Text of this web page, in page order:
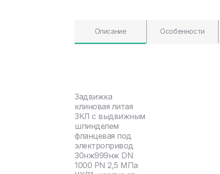
Описание Особенности
Задвижка
клиновая литая
ЗКЛ с выдвижным
шпинделем
фланцевая под
электропривод
30нж999нж DN
1000 PN 2,5 МПа